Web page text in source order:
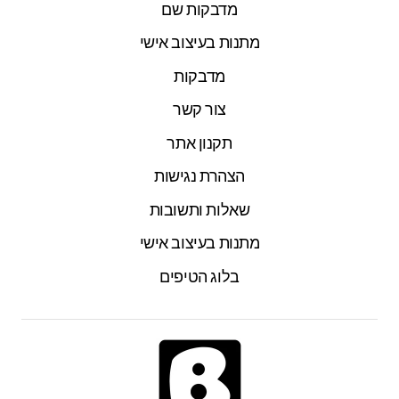
מדבקות שם
מתנות בעיצוב אישי
מדבקות
צור קשר
תקנון אתר
הצהרת נגישות
שאלות ותשובות
מתנות בעיצוב אישי
בלוג הטיפים